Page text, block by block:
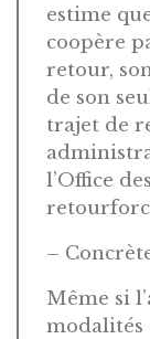
estime
coopère
retour,
de son
trajet de
l’Office
–
Même si
modalités